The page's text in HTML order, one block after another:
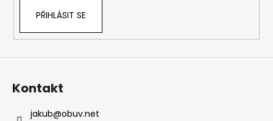
PŘIHLÁSIT SE
Kontakt
jakub@obuv.net